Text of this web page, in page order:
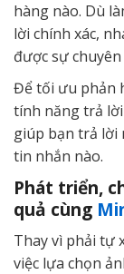
hàng nào. Dù
lời chính xác,
được sự
Để tối ưu phản
tính năng trả
giúp bạn trả lời
tin nhắn nào.
Phát triển,
quả cùng
Thay vì phải tự
việc lựa chọn